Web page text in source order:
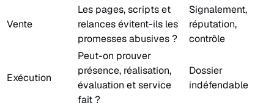
Vente
Les pages, scripts et
relances évitent-ils les
promesses abusives ?
Signalement,
réputation,
contrôle
Exécution
Peut-on prouver
présence, réalisation,
évaluation et service
fait ?
Dossier
indéfendable